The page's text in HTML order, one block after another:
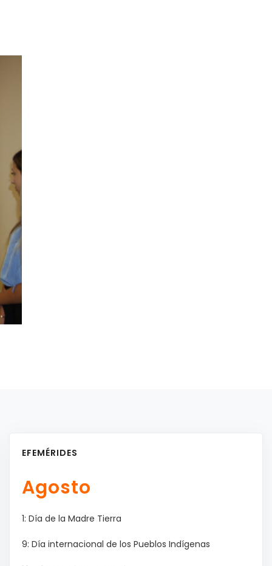
EFEMÉRIDES
Agosto
1: Día de la Madre Tierra
9: Día internacional de los Pueblos Indígenas